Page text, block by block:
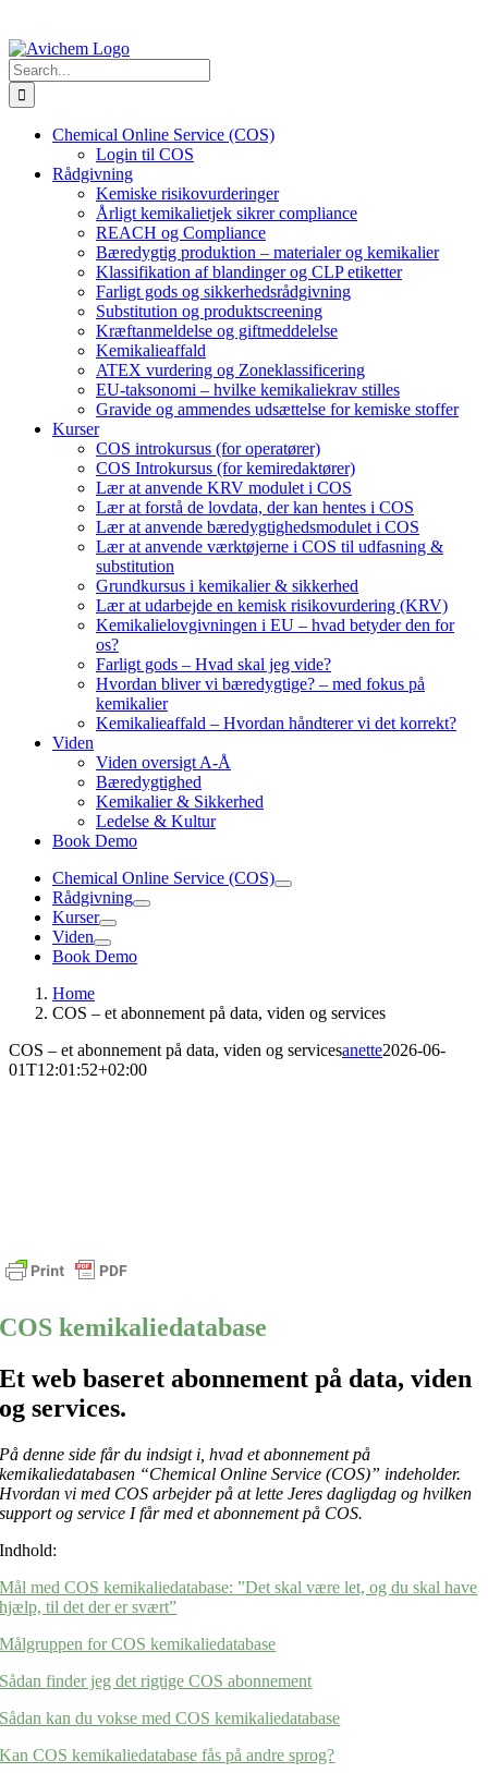
Search
for:
Chemical Online Service (COS)
Login til COS
Rådgivning
Kemiske risikovurderinger
Årligt kemikalietjek sikrer compliance
REACH og Compliance
Bæredygtig produktion – materialer og kemikalier
Klassifikation af blandinger og CLP etiketter
Farligt gods og sikkerhedsrådgivning
Substitution og produktscreening
Kræftanmeldelse og giftmeddelelse
Kemikalieaffald
ATEX vurdering og Zoneklassificering
EU-taksonomi – hvilke kemikaliekrav stilles
Gravide og ammendes udsættelse for kemiske stoffer
Kurser
COS introkursus (for operatører)
COS Introkursus (for kemiredaktører)
Lær at anvende KRV modulet i COS
Lær at forstå de lovdata, der kan hentes i COS
Lær at anvende bæredygtighedsmodulet i COS
Lær at anvende værktøjerne i COS til udfasning &
substitution
Grundkursus i kemikalier & sikkerhed
Lær at udarbejde en kemisk risikovurdering (KRV)
Kemikalielovgivningen i EU – hvad betyder den for
os?
Farligt gods – Hvad skal jeg vide?
Hvordan bliver vi bæredygtige? – med fokus på
kemikalier
Kemikalieaffald – Hvordan håndterer vi det korrekt?
Viden
Viden oversigt A-Å
Bæredygtighed
Kemikalier & Sikkerhed
Ledelse & Kultur
Book Demo
Chemical Online Service (COS)
Rådgivning
Kurser
Viden
Book Demo
Home
COS – et abonnement på data, viden og services
COS – et abonnement på data, viden og servicesanette2026-06-
01T12:01:52+02:00
COS kemikaliedatabase
Et web baseret abonnement på data, viden
og services.
På denne side får du indsigt i, hvad et abonnement på
kemikaliedatabasen “Chemical Online Service (COS)” indeholder.
Hvordan vi med COS arbejder på at lette Jeres dagligdag og hvilken
support og service I får med et abonnement på COS.
Indhold:
Mål med COS kemikaliedatabase: ”Det skal være let, og du skal have
hjælp, til det der er svært”
Målgruppen for COS kemikaliedatabase
Sådan finder jeg det rigtige COS abonnement
Sådan kan du vokse med COS kemikaliedatabase
Kan COS kemikaliedatabase fås på andre sprog?